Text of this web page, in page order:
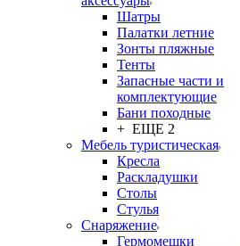
Шатры
Палатки летние
Зонты пляжные
Тенты
Запасные части и
комплектующие
Бани походные
+ ЕЩЕ 2
Мебель туристическая
Кресла
Раскладушки
Столы
Стулья
Снаряжение
Гермомешки